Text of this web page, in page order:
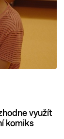
využít
komiks